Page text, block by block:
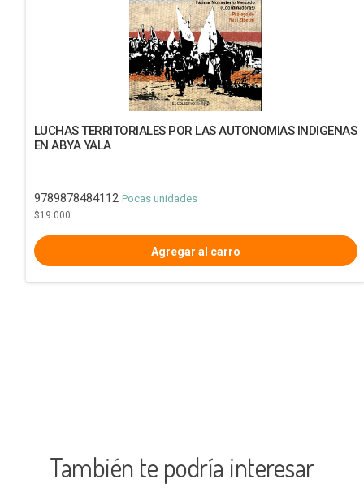
LUCHAS TERRITORIALES POR LAS AUTONOMIAS INDIGENAS
EN ABYA YALA
9789878484112 Pocas unidades
$19.000
También te podría interesar